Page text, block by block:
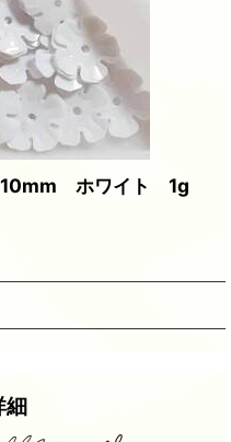
10mm ホワイト 1g
細